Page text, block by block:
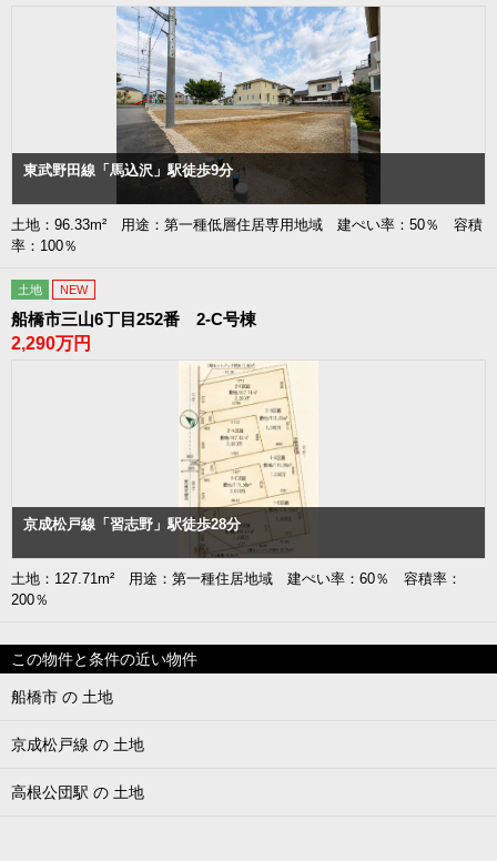
東武野田線「馬込沢」駅徒歩9分
土地：96.33m² 用途：第一種低層住居専用地域 建ぺい率：50％ 容積
率：100％
土地 NEW
船橋市三山6丁目252番 2-C号棟
2,290万円
京成松戸線「習志野」駅徒歩28分
土地：127.71m² 用途：第一種住居地域 建ぺい率：60％ 容積率：
200％
この物件と条件の近い物件
船橋市 の 土地
京成松戸線 の 土地
高根公団駅 の 土地